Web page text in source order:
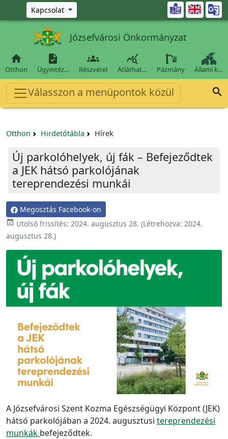
Ugrás a fő tartalomra
Kapcsolat 
Józsefvárosi Önkormányzat

Otthon

Ügyintéz…

Részvétel

Átláthat… Pázmány Állami k…
Válasszon a menüpontok közül 
Otthon Hirdetőtábla Hírek
Új parkolóhelyek, új fák – Befejeződtek
a JEK hátsó parkolójának
tereprendezési munkái
Megosztás Facebook-on
 Utolsó frissítés: 2024. augusztus 28. (Létrehozva: 2024.
augusztus 28.)
A Józsefvárosi Szent Kozma Egészségügyi Központ (JEK)
hátsó parkolójában a 2024. augusztusi tereprendezési
munkák befejeződtek.